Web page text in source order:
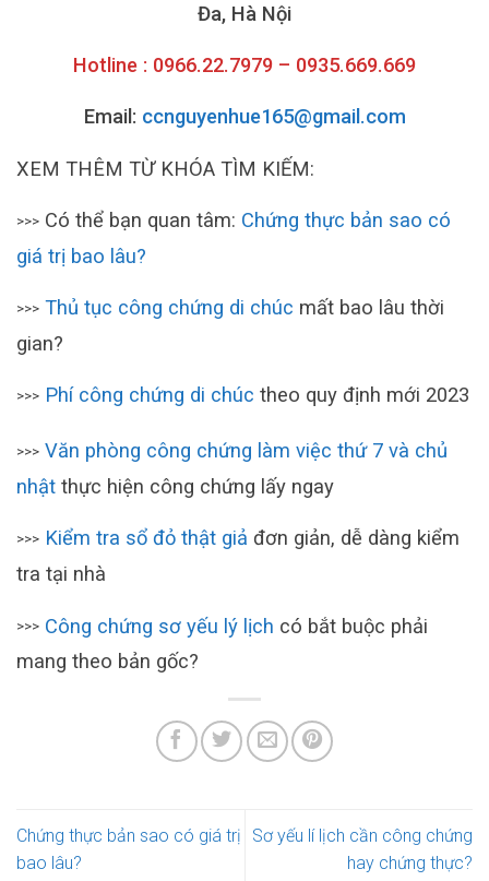
Đa, Hà Nội
Hotline : 0966.22.7979 – 0935.669.669
Email: ccnguyenhue165@gmail.com
XEM THÊM TỪ KHÓA TÌM KIẾM:
>>> Có thể bạn quan tâm: Chứng thực bản sao có
giá trị bao lâu?
>>> Thủ tục công chứng di chúc mất bao lâu thời
gian?
>>> Phí công chứng di chúc theo quy định mới 2023
>>> Văn phòng công chứng làm việc thứ 7 và chủ
nhật thực hiện công chứng lấy ngay
>>> Kiểm tra sổ đỏ thật giả đơn giản, dễ dàng kiểm
tra tại nhà
>>> Công chứng sơ yếu lý lịch có bắt buộc phải
mang theo bản gốc?
Chứng thực bản sao có giá trị
bao lâu?
Sơ yếu lí lịch cần công chứng
hay chứng thực?